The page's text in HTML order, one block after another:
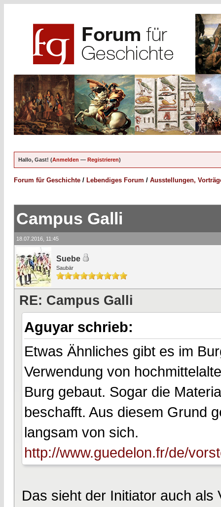
Hallo, Gast! (Anmelden — Registrieren)
Forum für Geschichte / Lebendiges Forum / Ausstellungen,
Campus Galli
18.07.2016, 11:45
Suebe
Saubär
RE: Campus Galli
Aguyar schrieb:
Etwas Ähnliches gibt es im
Verwendung von
Burg gebaut. Sogar die
beschafft. Aus diesem Grund
langsam von sich.
http://www.guedelon.fr/de/
Das sieht der Initiator auch als